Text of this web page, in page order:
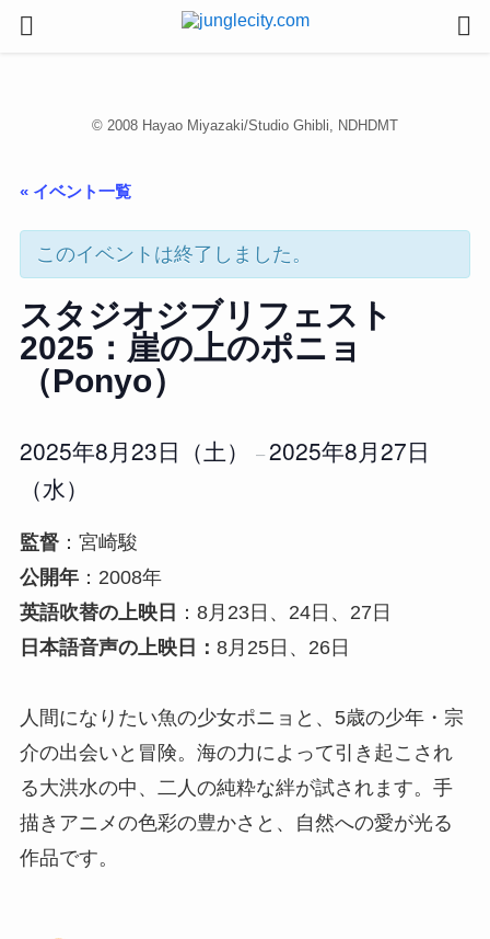
© 2008 Hayao Miyazaki/Studio Ghibli, NDHDMT
« イベント一覧
このイベントは終了しました。
スタジオジブリフェスト
2025：崖の上のポニョ
（Ponyo）
2025年8月23日（土） –2025年8月27日
（水）
監督：宮崎駿
公開年：2008年
英語吹替の上映日 ：8月23日、24日、27日
日本語音声の上映日： 8月25日、26日
人間になりたい魚の少女ポニョと、5歳の少年・宗
介の出会いと冒険。海の力によって引き起こされ
る大洪水の中、二人の純粋な絆が試されます。手
描きアニメの色彩の豊かさと、自然への愛が光る
作品です。